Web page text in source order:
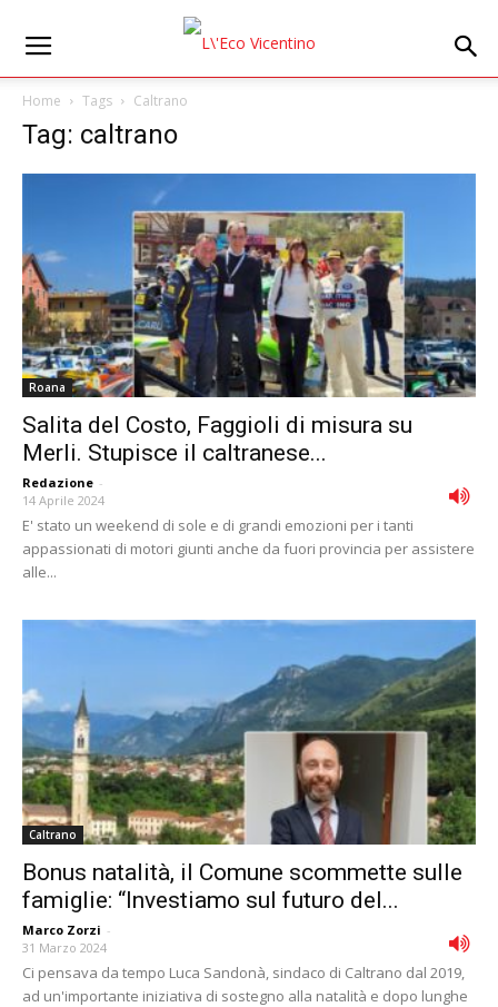
Home Tags Caltrano
Tag: caltrano
Roana
Salita del Costo, Faggioli di misura su
Merli. Stupisce il caltranese...
Redazione -
14 Aprile 2024
E' stato un weekend di sole e di grandi emozioni per i tanti
appassionati di motori giunti anche da fuori provincia per assistere
alle...
Caltrano
Bonus natalità, il Comune scommette sulle
famiglie: “Investiamo sul futuro del...
Marco Zorzi -
31 Marzo 2024
Ci pensava da tempo Luca Sandonà, sindaco di Caltrano dal 2019,
ad un'importante iniziativa di sostegno alla natalità e dopo lunghe